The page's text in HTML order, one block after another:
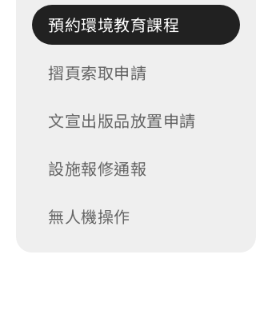
預約環境教育課程
摺頁索取申請
文宣出版品放置申請
設施報修通報
無人機操作